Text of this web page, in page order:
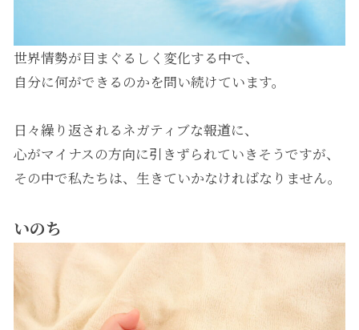
世界情勢が目まぐるしく変化する中で、
自分に何ができるのかを問い続けています。
日々繰り返されるネガティブな報道に、
心がマイナスの方向に引きずられていきそうですが、
その中で私たちは、生きていかなければなりません。
いのち